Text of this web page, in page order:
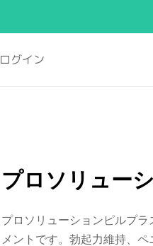
ログイン
プロソリュー
プロソリューションピルプ
メントです。勃起力維持、